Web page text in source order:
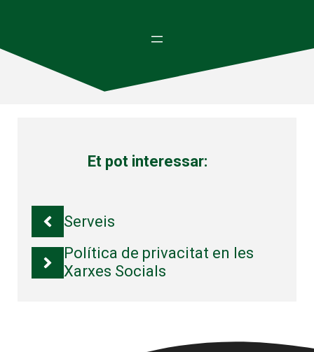
Et pot interessar:
Serveis
Política de privacitat en les
Xarxes Socials